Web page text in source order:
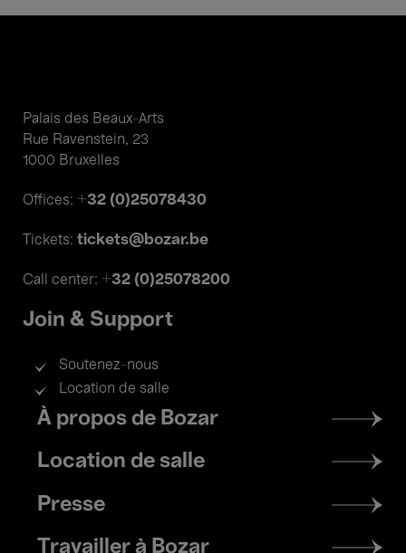
Palais des Beaux-Arts
Rue Ravenstein, 23
1000 Bruxelles
Offices: +32 (0)25078430
Tickets: tickets@bozar.be
Call center: +32 (0)25078200
Join & Support
Soutenez-nous
Location de salle
Footer
menu
À propos de Bozar
Location de salle
Presse
Travailler à Bozar